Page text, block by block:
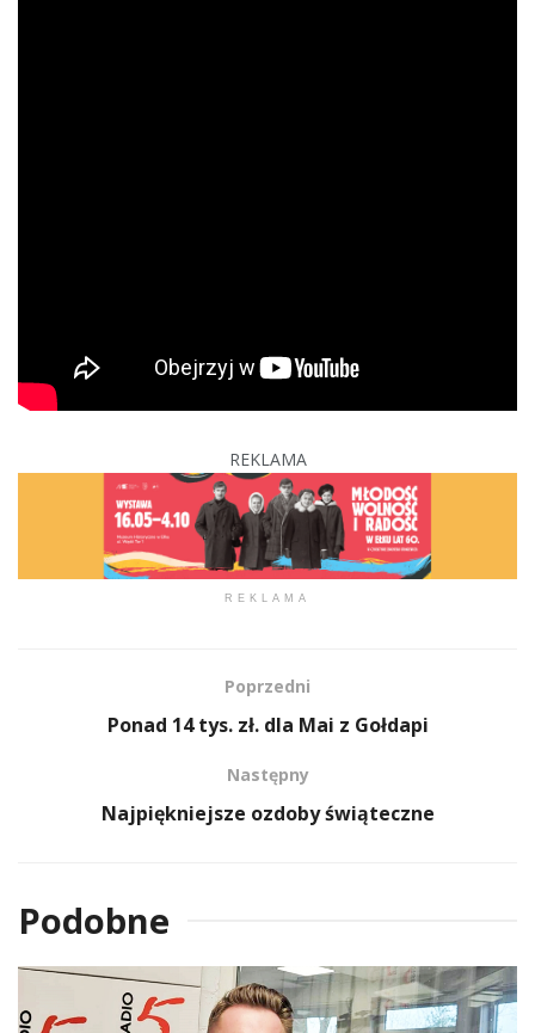
REKLAMA
REKLAMA
Poprzedni
Ponad 14 tys. zł. dla Mai z Gołdapi
Następny
Najpiękniejsze ozdoby świąteczne
Podobne